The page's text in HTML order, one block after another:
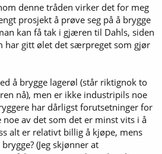
denne tråden virker det for meg
prosjekt å prøve seg på å brygge
kan få tak i gjæren til Dahls, siden
har gitt ølet det særpreget som gjør
å brygge lagerøl (står riktignok to
nå), men er ikke industripils noe
har dårligst forutsetninger for
noe av det som det er minst vits i å
alt er relativt billig å kjøpe, mens
(Jeg skjønner at